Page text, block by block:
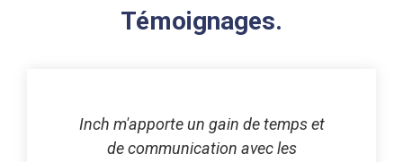
Témoignages.
Inch m'apporte un gain de temps et
de communication avec les